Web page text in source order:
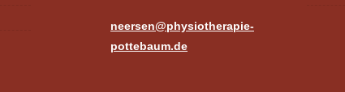
neersen@physiotherapie-
pottebaum.de